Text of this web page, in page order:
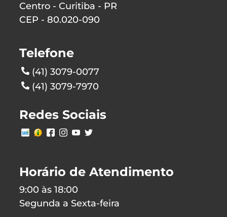
Centro - Curitiba - PR
CEP - 80.020-090
Telefone
(41) 3079-0077
(41) 3079-7970
Redes Sociais
Horário de Atendimento
9:00 às 18:00
Segunda a Sexta-feira